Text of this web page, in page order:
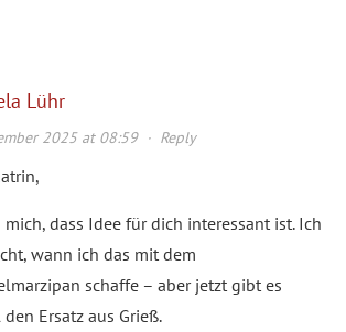
Lühr
2025 at 08:59· Reply
mich, dass Idee für dich interessant ist. Ich
wann ich das mit dem
schaffe – aber jetzt gibt es
Ersatz aus Grieß.